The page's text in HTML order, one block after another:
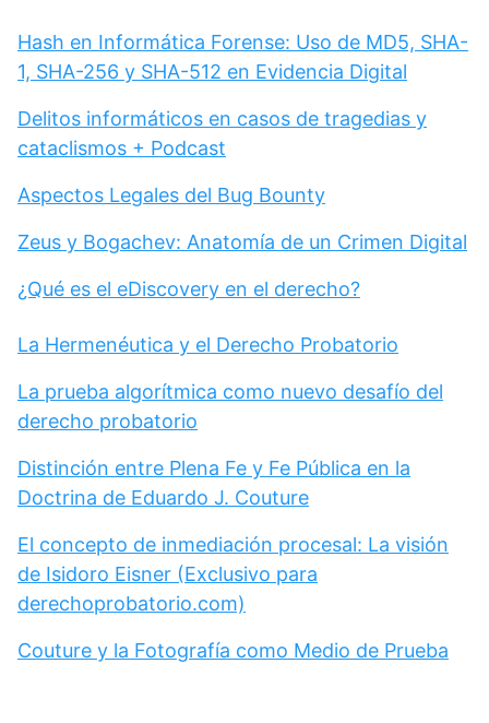
Hash en Informática Forense: Uso de MD5, SHA-
1, SHA-256 y SHA-512 en Evidencia Digital
Delitos informáticos en casos de tragedias y
cataclismos + Podcast
Aspectos Legales del Bug Bounty
Zeus y Bogachev: Anatomía de un Crimen Digital
¿Qué es el eDiscovery en el derecho?
La Hermenéutica y el Derecho Probatorio
La prueba algorítmica como nuevo desafío del
derecho probatorio
Distinción entre Plena Fe y Fe Pública en la
Doctrina de Eduardo J. Couture
El concepto de inmediación procesal: La visión
de Isidoro Eisner (Exclusivo para
derechoprobatorio.com)
Couture y la Fotografía como Medio de Prueba